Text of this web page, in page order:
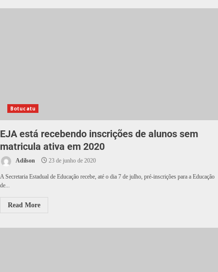
Botucatu
EJA está recebendo inscrições de alunos sem
matricula ativa em 2020
Adilson 23 de junho de 2020
A Secretaria Estadual de Educação recebe, até o dia 7 de julho, pré-inscrições para a Educação
de...
Read More